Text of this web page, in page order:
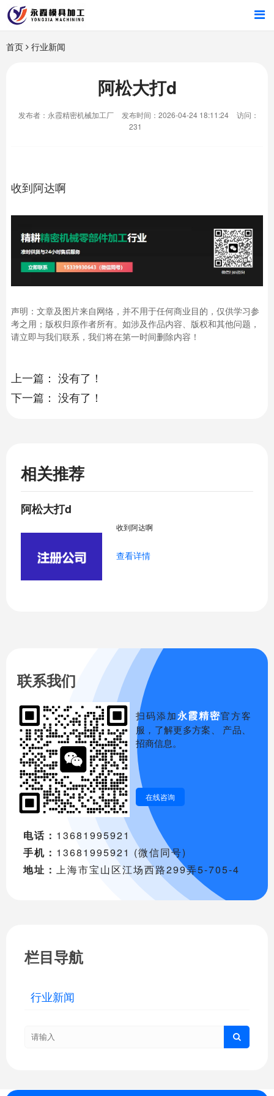
首页
新闻中心
首页 行业新闻
阿松大打d
发布者：永霞精密机械加工厂 发布时间：2026-04-24 18:11:24
访问：
231
收到阿达啊
声明：文章及图片来自网络，并不用于任何商业目的，仅供学习参
考之用；版权归原作者所有。如涉及作品内容、版权和其他问题，
请立即与我们联系，我们将在第一时间删除内容！
上一篇： 没有了！
下一篇： 没有了！
相关推荐
阿松大打d
收到阿达啊
查看详情
联系我们
扫码添加永霞精密官方客
服，了解更多方案、 产品、
招商信息。
在线咨询
电话： 13681995921
手机： 13681995921 (微信同号)
地址： 上海市宝山区江场西路299弄5-705-4
栏目导航
行业新闻